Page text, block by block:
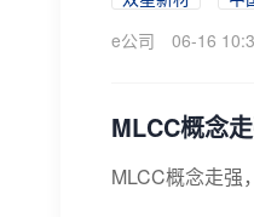
e公司
06-16
MLCC概念
MLCC概念走强